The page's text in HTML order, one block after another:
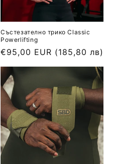
Състезателно трико Classic
Powerlifting
Обичайна
цена
€95,00 EUR (185,80 лв)